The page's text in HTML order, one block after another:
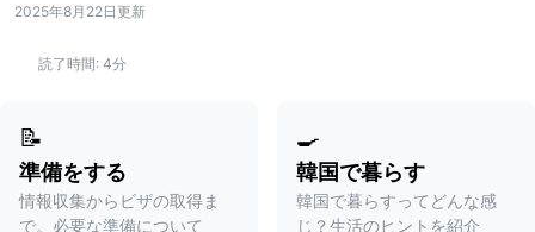
2025年8月22日更新
読了時間: 4分
📝
準備をする
情報収集からビザの取得ま
で。必要な準備について
🍳
韓国で暮らす
韓国で暮らすってどんな感
じ？生活のヒントを紹介